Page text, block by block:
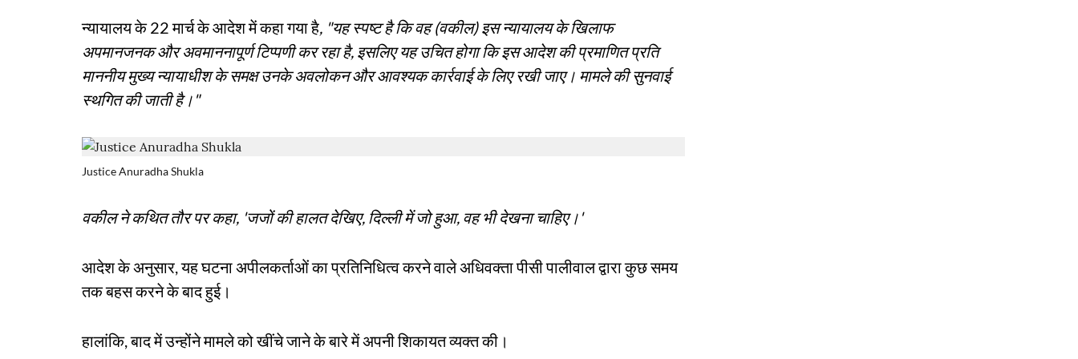
न्यायालय के 22 मार्च के आदेश में कहा गया है, "यह स्पष्ट है कि वह (वकील) इस न्यायालय के खिलाफ
अपमानजनक और अवमाननापूर्ण टिप्पणी कर रहा है, इसलिए यह उचित होगा कि इस आदेश की प्रमाणित प्रति
माननीय मुख्य न्यायाधीश के समक्ष उनके अवलोकन और आवश्यक कार्रवाई के लिए रखी जाए। मामले की सुनवाई
स्थगित की जाती है।"
Justice Anuradha Shukla
वकील ने कथित तौर पर कहा, 'जजों की हालत देखिए, दिल्ली में जो हुआ, वह भी देखना चाहिए।'
आदेश के अनुसार, यह घटना अपीलकर्ताओं का प्रतिनिधित्व करने वाले अधिवक्ता पीसी पालीवाल द्वारा कुछ समय
तक बहस करने के बाद हुई।
हालांकि, बाद में उन्होंने मामले को खींचे जाने के बारे में अपनी शिकायत व्यक्त की।